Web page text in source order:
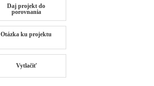
Daj projekt do
porovnania
Otázka ku projektu
Vytlačiť